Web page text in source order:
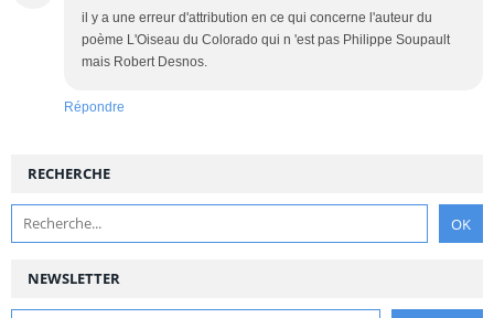
il y a une erreur d'attribution en ce qui concerne l'auteur du
poème L'Oiseau du Colorado qui n 'est pas Philippe Soupault
mais Robert Desnos.
Répondre
NEWSLETTER
RECHERCHE